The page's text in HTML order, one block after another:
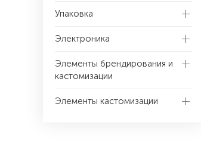
Упаковка
Электроника
Элементы брендирования и
кастомизации
Элементы кастомизации